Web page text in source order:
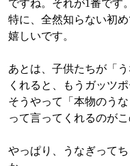
ですね。それが1番です。
特に、全然知らない初
嬉しいです。
あとは、子供たちが「
くれると、もうガッツポ
そうやって「本物のう
って言ってくれるのが
やっぱり、うなぎって